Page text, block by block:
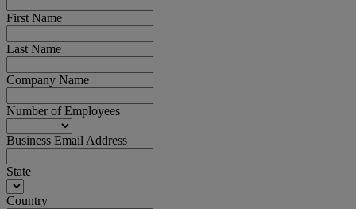
First Name
Last Name
Company Name
Number of Employees
Business Email Address
State
Country